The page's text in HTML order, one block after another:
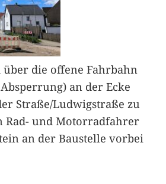
über die offene Fahrbahn
an der Ecke
Straße/Ludwigstraße zu
Rad- und Motorradfahrer
an der Baustelle vorbei